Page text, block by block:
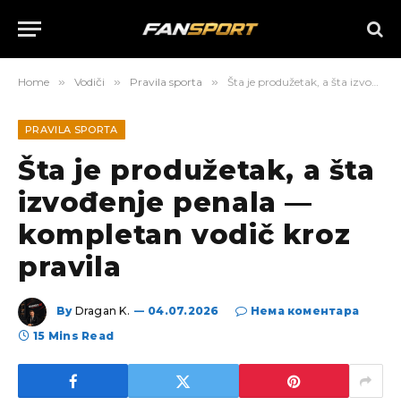
Home » Vodiči » Pravila sporta » Šta je produžetak, a šta izvođenje penala — kompletan vodič kroz pravila
PRAVILA SPORTA
Šta je produžetak, a šta
izvođenje penala —
kompletan vodič kroz
pravila
By Dragan K. 04.07.2026
Нема коментара
15 Mins Read